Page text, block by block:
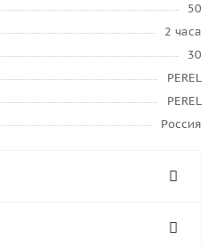
50
2 часа
30
PEREL
PEREL
Россия